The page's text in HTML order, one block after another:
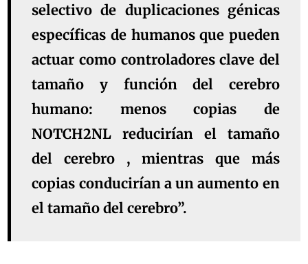
selectivo de duplicaciones génicas
específicas de humanos que pueden
actuar como controladores clave del
tamaño y función del cerebro
humano: menos copias de
NOTCH2NL reducirían el tamaño
del cerebro , mientras que más
copias conducirían a un aumento en
el tamaño del cerebro”.